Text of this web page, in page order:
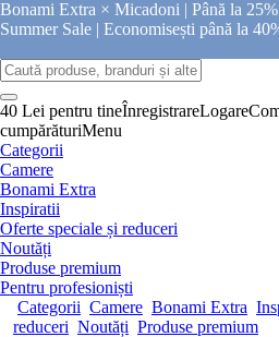
Bonami Extra × Micadoni | Până la
Summer Sale | Economisești până la
40 Lei pentru tineÎnregistrareLogare
cumpărăturiMenu
Categorii
Camere
Bonami Extra
Inspiratii
Oferte speciale și reduceri
Noutăți
Produse premium
Pentru profesioniști
Categorii Camere Bonami Extra
reduceri Noutăți Produse premium